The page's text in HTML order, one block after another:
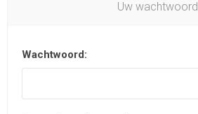
Uw wachtwoord
Wachtwoord: